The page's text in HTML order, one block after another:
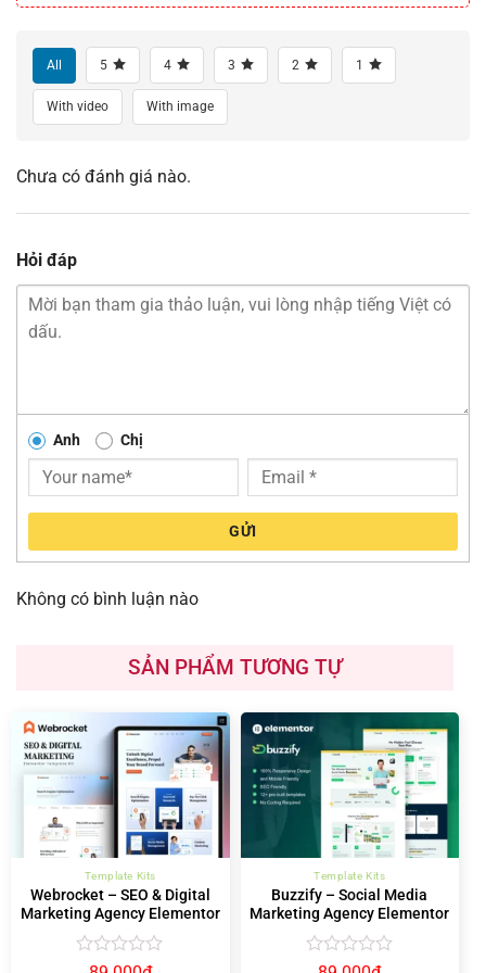
All 5 4 3 2 1
With video With image
Chưa có đánh giá nào.
Hỏi đáp
Anh Chị
GỬI
Không có bình luận nào
SẢN PHẨM TƯƠNG TỰ
Template Kits
Webrocket – SEO & Digital
Marketing Agency Elementor
Template Kit
Được
Template Kits
Buzzify – Social Media
Marketing Agency Elementor
Template Kit
Được